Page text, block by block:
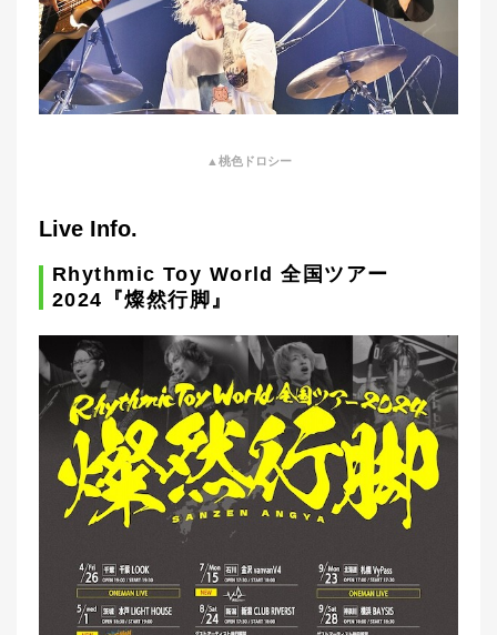
▲桃色ドロシー
Live Info.
Rhythmic Toy World 全国ツアー
2024『燦然行脚』